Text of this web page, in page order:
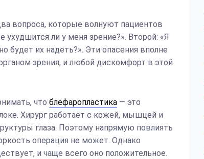
вопроса, которые волнуют пациентов
ли у меня зрение?». Второй: «Я
будет их надеть?». Эти опасения вполне
зрения, и любой дискомфорт в этой
что блефаропластика — это
Хирург работает с кожей, мышцей и
глаза. Поэтому напрямую повлиять
операция не может. Однако
и чаще всего оно положительное.